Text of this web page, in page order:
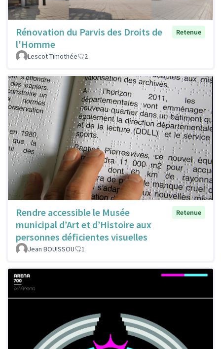
Rénovation du Parvis des Droits de
l'Homme
Retenue
Lescot Timothée 2
Rendre accessible le Musée
municipal d’Art et d’Histoire aux
personnes déficientes visuelles
Retenue
Jean BOUISSOU 1